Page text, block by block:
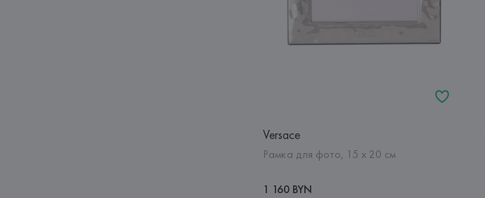
Versace
Рамка для фото, 15 х 20 см
1 160 BYN